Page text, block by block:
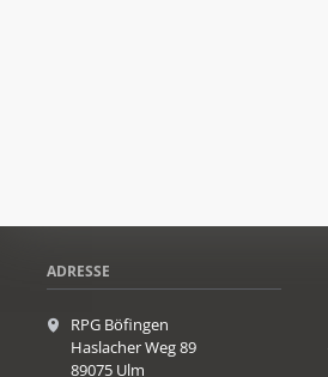
ADRESSE
RPG Böfingen
Haslacher Weg 89
89075 Ulm